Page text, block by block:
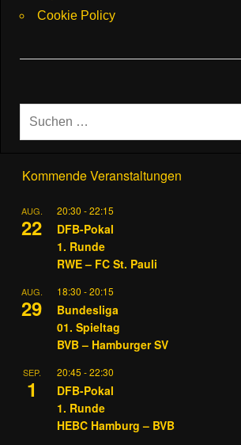
Cookie Policy
Kommende Veranstaltungen
AUG.
22
20:30 -22:15
DFB-Pokal
1. Runde
RWE – FC St. Pauli
AUG.
29
18:30 -20:15
Bundesliga
01. Spieltag
BVB – Hamburger SV
SEP.
1
20:45 -22:30
DFB-Pokal
1. Runde
HEBC Hamburg – BVB